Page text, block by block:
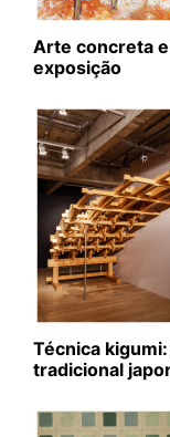
Arte concreta
exposição
Técnica
tradicional